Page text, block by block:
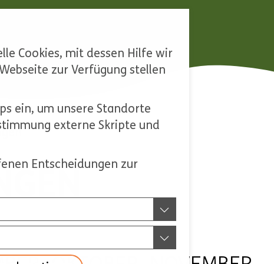
Cookies, mit dessen Hilfe wir
zur Verfügung stellen
ein, um unsere Standorte
externe Skripte und
Entscheidungen zur